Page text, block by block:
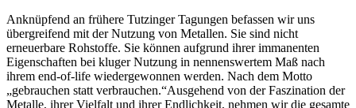
Anknüpfend an frühere Tutzinger Tagungen befassen wir uns
übergreifend mit der Nutzung von Metallen. Sie sind nicht
erneuerbare Rohstoffe. Sie können aufgrund ihrer immanenten
Eigenschaften bei kluger Nutzung in nennenswertem Maß nach
ihrem end-of-life wiedergewonnen werden. Nach dem Motto
„gebrauchen statt verbrauchen.“Ausgehend von der Faszination der
Metalle, ihrer Vielfalt und ihrer Endlichkeit, nehmen wir die gesamte